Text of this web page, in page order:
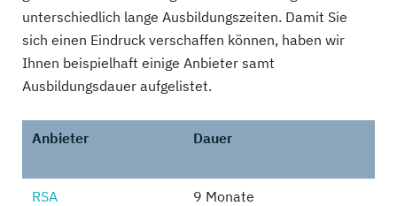
unterschiedlich lange Ausbildungszeiten. Damit Sie
sich einen Eindruck verschaffen können, haben wir
Ihnen beispielhaft einige Anbieter samt
Ausbildungsdauer aufgelistet.
Anbieter Dauer
RSA 9 Monate